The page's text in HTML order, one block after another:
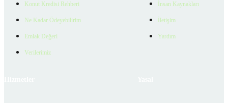
Konut Kredisi Rehberi
Ne Kadar Ödeyebilirim
Emlak Değeri
Verilerimiz
İnsan Kaynakları
İletişim
Yardım